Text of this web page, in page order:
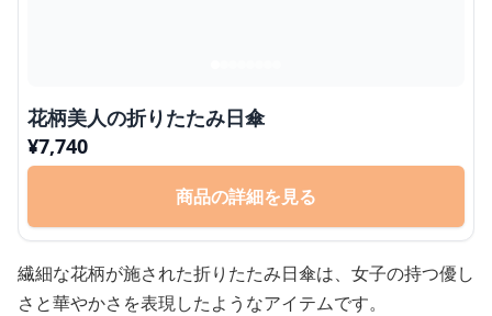
花柄美人の折りたたみ日傘
¥7,740
商品の詳細を見る
繊細な花柄が施された折りたたみ日傘は、女子の持つ優し
さと華やかさを表現したようなアイテムです。